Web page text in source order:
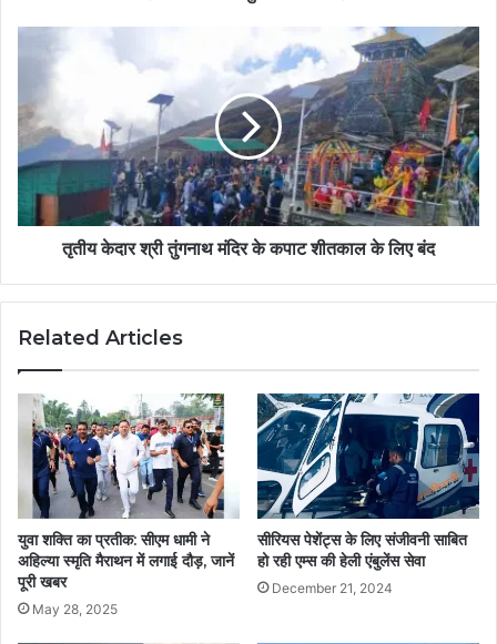
तृतीय केदार श्री तुंगनाथ मंदिर के कपाट शीतकाल के लिए बंद
Related Articles
युवा शक्ति का प्रतीक: सीएम धामी ने
अहिल्या स्मृति मैराथन में लगाई दौड़, जानें
पूरी खबर
May 28, 2025
सीरियस पेशेंट्स के लिए संजीवनी साबित
हो रही एम्स की हेली एंबुलेंस सेवा
December 21, 2024